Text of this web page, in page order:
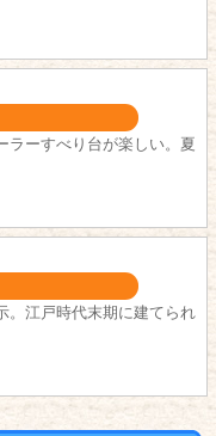
ラーすべり台が楽しい。夏
。江戸時代末期に建てられ